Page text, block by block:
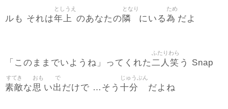
ルも それは年上
としうえ
のあなたの隣
となり
にいる為
ため
だよ
「このままでいようね」ってくれた二人笑
ふたりわら
う Snap
素敵
すてき
な思
おも
い出
で
だけで …そう 十分
じゅうぶん
だよね